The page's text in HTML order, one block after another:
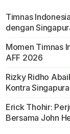
Timnas
dengan
Momen Timnas
AFF 2026
Rizky Ridho
Kontra Singapura
Erick Thohir:
Bersama John